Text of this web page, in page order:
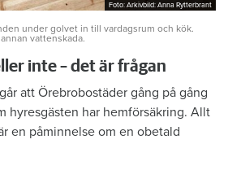
Foto: Arkivbild: Anna Rytterbrant
Foto: Arkivbild: Anna Rytterbrant
under golvet in till vardagsrum och kök.
vattenskada.
inte – det är frågan
att Örebrobostäder gång på gång
hyresgästen har hemförsäkring. Allt
en påminnelse om en obetald